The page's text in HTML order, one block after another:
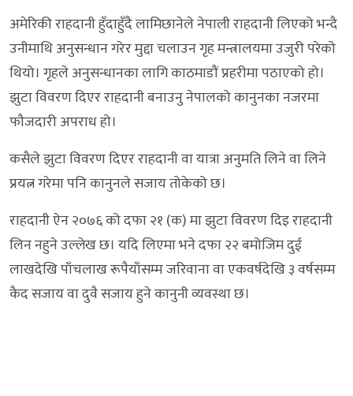
अमेरिकी राहदानी हुँदाहुँदै लामिछानेले नेपाली राहदानी लिएको भन्दै
उनीमाथि अनुसन्धान गरेर मुद्दा चलाउन गृह मन्त्रालयमा उजुरी परेको
थियो। गृहले अनुसन्धानका लागि काठमाडौं प्रहरीमा पठाएको हो।
झुटा विवरण दिएर राहदानी बनाउनु नेपालको कानुनका नजरमा
फौजदारी अपराध हो।
कसैले झुटा विवरण दिएर राहदानी वा यात्रा अनुमति लिने वा लिने
प्रयत्न गरेमा पनि कानुनले सजाय तोकेको छ।
राहदानी ऐन २०७६ को दफा २१ (क) मा झुटा विवरण दिइ राहदानी
लिन नहुने उल्लेख छ। यदि लिएमा भने दफा २२ बमोजिम दुई
लाखदेखि पाँचलाख रूपैयाँसम्म जरिवाना वा एकवर्षदेखि ३ वर्षसम्म
कैद सजाय वा दुवै सजाय हुने कानुनी व्यवस्था छ।